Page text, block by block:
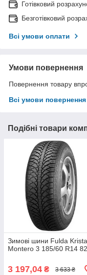
Готівковий
Безготівковий
Всі умови оплати
Умови повернення
Повернення товару
Всі умови повернення
Подібні товари
Зимові шини Fulda
Montero 3 185/60 R14
3 197,04 ₴ 3 633 ₴